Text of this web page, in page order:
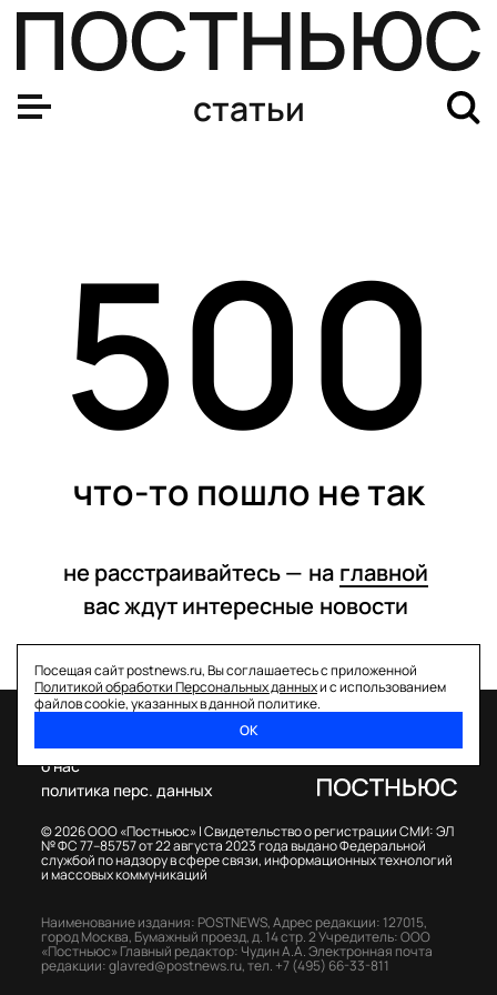
статьи
500
что-то пошло не так
не расстраивайтесь — на главной
вас ждут интересные новости
Посещая сайт postnews.ru, Вы соглашаетесь с приложенной
Политикой обработки Персональных данныхи с использованием
файлов cookie, указанных в данной политике.
ОК
© 2026 ООО «Постньюс» |Свидетельство о регистрации СМИ: ЭЛ
№ ФС 77–85757 от 22 августа 2023 года выдано Федеральной
службой по надзору в сфере связи, информационных технологий
и массовых коммуникаций
о нас
политика перс. данных
Наименование издания: POSTNEWS,Адрес редакции: 127015,
город Москва, Бумажный проезд, д. 14 стр. 2Учредитель: ООО
«Постньюс» Главный редактор: Чудин А.А.Электронная почта
редакции:glavred@postnews.ru,тел. +7 (495) 66-33-811